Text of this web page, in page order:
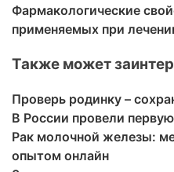
Фармакологические
применяемых при
Также может
Проверь родинку –
В России провели
Рак молочной железы:
опытом онлайн